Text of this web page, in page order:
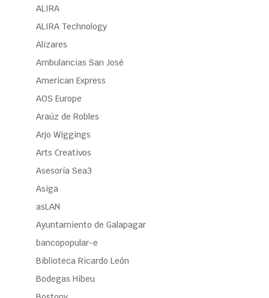
ALIRA
ALIRA Technology
Alizares
Ambulancias San José
American Express
AOS Europe
Araúz de Robles
Arjo Wiggings
Arts Creativos
Asesoría Sea3
Asiga
asLAN
Ayuntamiento de Galapagar
bancopopular-e
Biblioteca Ricardo León
Bodegas Hibeu